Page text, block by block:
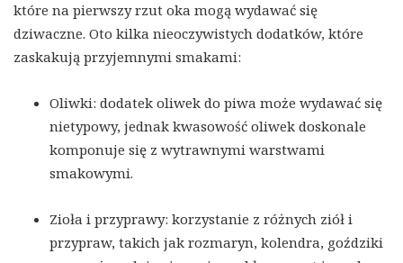
które na pierwszy rzut oka mogą wydawać się
dziwaczne. Oto kilka nieoczywistych dodatków, które
zaskakują przyjemnymi smakami:
Oliwki: dodatek oliwek do piwa może wydawać się
nietypowy, jednak kwasowość oliwek doskonale
komponuje się z wytrawnymi warstwami
smakowymi.
Zioła i przyprawy: korzystanie z różnych ziół i
przypraw, takich jak rozmaryn, kolendra, goździki